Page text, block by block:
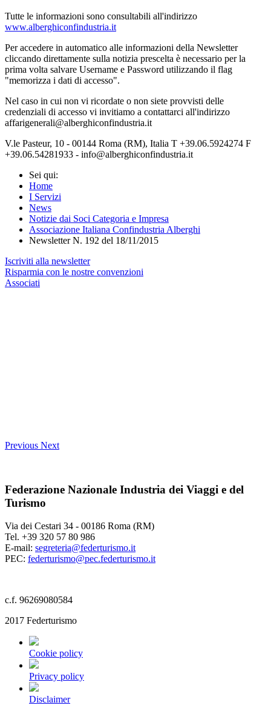
Tutte le informazioni sono consultabili all'indirizzo
www.alberghiconfindustria.it
Per accedere in automatico alle informazioni della Newsletter
cliccando direttamente sulla notizia prescelta è necessario per la
prima volta salvare Username e Password utilizzando il flag
"memorizza i dati di accesso".
Nel caso in cui non vi ricordate o non siete provvisti delle
credenziali di accesso vi invitiamo a contattarci all'indirizzo
affarigenerali@alberghiconfindustria.it
V.le Pasteur, 10 - 00144 Roma (RM), Italia T +39.06.5924274 F
+39.06.54281933 - info@alberghiconfindustria.it
Sei qui:
Home
I Servizi
News
Notizie dai Soci Categoria e Impresa
Associazione Italiana Confindustria Alberghi
Newsletter N. 192 del 18/11/2015
Iscriviti alla newsletter
Risparmia con le nostre convenzioni
Associati
Previous Next
Federazione Nazionale Industria dei Viaggi e del
Turismo
Via dei Cestari 34 - 00186 Roma (RM)
Tel. +39 320 57 80 986
E-mail: segreteria@federturismo.it
PEC: federturismo@pec.federturismo.it
c.f. 96269080584
2017 Federturismo
Cookie policy
Privacy policy
Disclaimer